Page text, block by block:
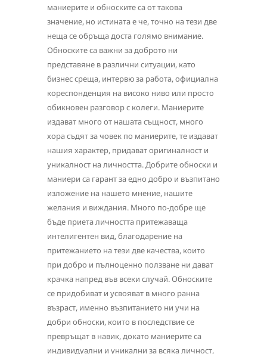
маниерите и обноските са от такова
значение, но истината е че, точно на тези две
неща се обръща доста голямo внимание.
Обноските са важни за доброто ни
представяне в различни ситуации, като
бизнес среща, интервю за работа, официална
кореспонденция на високо ниво или просто
обикновен разговор с колеги. Маниерите
издават много от нашата същност, много
хора съдят за човек по маниерите, те издават
нашия характер, придават оригиналност и
уникалност на личността. Добрите обноски и
маниери са гарант за едно добро и възпитано
изложение на нашето мнение, нашите
желания и виждания. Много по-добре ще
бъде приета личността притежаваща
интелигентен вид, благодарение на
притежанието на тези две качества, които
при добро и пълноценно ползване ни дават
крачка напред във всеки случай. Обноските
се придобиват и усвояват в много ранна
възраст, именно възпитанието ни учи на
добри обноски, които в последствие се
превръщат в навик, докато маниерите са
индивидуални и уникални за всяка личност,